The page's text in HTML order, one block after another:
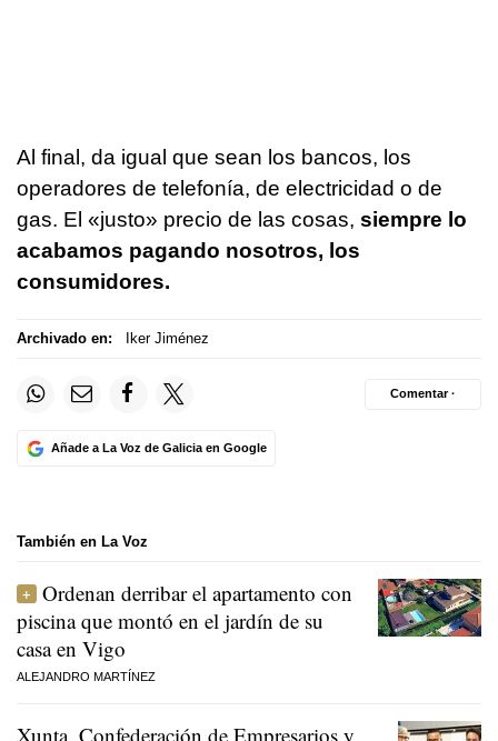
Al final, da igual que sean los bancos, los
operadores de telefonía, de electricidad o de
gas. El «justo» precio de las cosas, siempre lo
acabamos pagando nosotros, los
consumidores.
Archivado en: Iker Jiménez
Añade a La Voz de Galicia en Google
Comentar ·
También en La Voz
Ordenan derribar el apartamento con
piscina que montó en el jardín de su
casa en Vigo
ALEJANDRO MARTÍNEZ
Xunta, Confederación de Empresarios y